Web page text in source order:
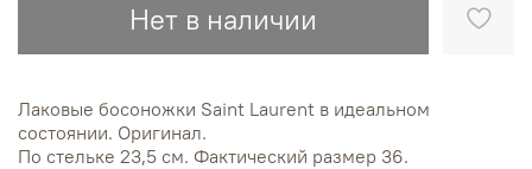
Нет в наличии
Лаковые босоножки Saint Laurent в идеальном
состоянии. Оригинал.
По стельке 23,5 см. Фактический размер 36.